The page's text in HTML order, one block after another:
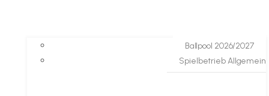
Ballpool 2026/2027
Spielbetrieb Allgemein